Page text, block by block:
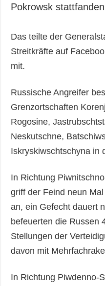
Notstand und
ZUSÄTZLICH
Veröffentlichungen
Pokrowsk
Das teilte der
Streitkräfte auf
mit.
Russische Angreifer
Grenzortschaften
Rogosine,
Neskutschne,
Iskryskiwschtschyna in
In Richtung
griff der Feind neun
an, ein Gefecht dauert
befeuerten die Russen
Stellungen der
davon mit
In Richtung Piwdenno-